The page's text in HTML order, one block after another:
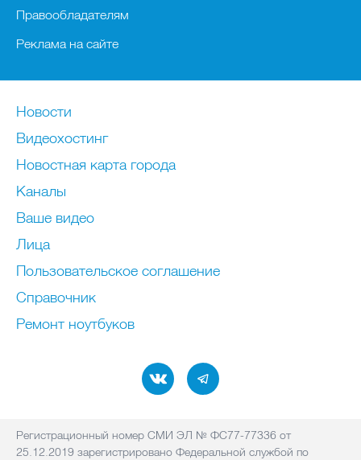
Правообладателям
Реклама на сайте
Новости
Видеохостинг
Новостная карта города
Каналы
Ваше видео
Лица
Пользовательское соглашение
Справочник
Ремонт нoутбуков
Регистрационный номер СМИ ЭЛ № ФС77-77336 от
25.12.2019 зарегистрировано Федеральной службой по